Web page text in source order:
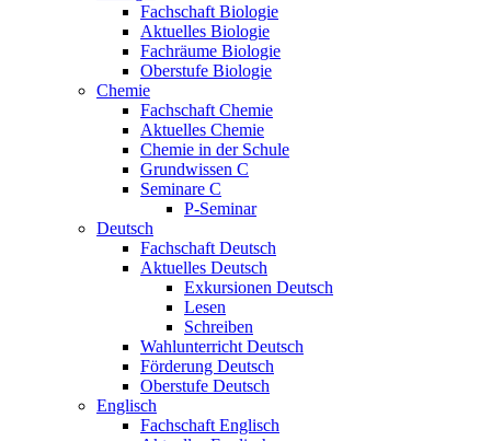
Fachschaft Biologie
Aktuelles Biologie
Fachräume Biologie
Oberstufe Biologie
Chemie
Fachschaft Chemie
Aktuelles Chemie
Chemie in der Schule
Grundwissen C
Seminare C
P-Seminar
Deutsch
Fachschaft Deutsch
Aktuelles Deutsch
Exkursionen Deutsch
Lesen
Schreiben
Wahlunterricht Deutsch
Förderung Deutsch
Oberstufe Deutsch
Englisch
Fachschaft Englisch